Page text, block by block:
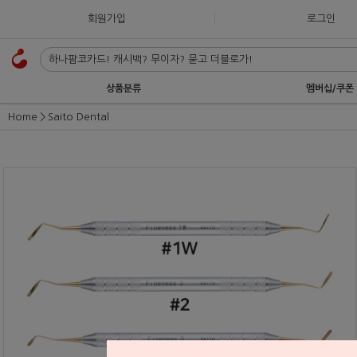
회원가입 로그인
상품분류 멤버십/쿠폰
Home Saito Dental